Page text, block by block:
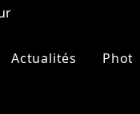
Actualités